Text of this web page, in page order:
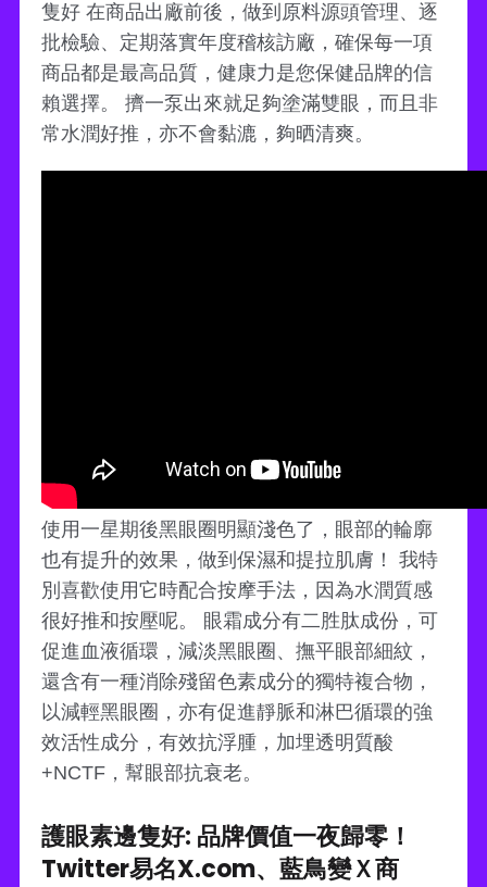
隻好 在商品出廠前後，做到原料源頭管理、逐
批檢驗、定期落實年度稽核訪廠，確保每一項
商品都是最高品質，健康力是您保健品牌的信
賴選擇。 擠一泵出來就足夠塗滿雙眼，而且非
常水潤好推，亦不會黏漉，夠晒清爽。
使用一星期後黑眼圈明顯淺色了，眼部的輪廓
也有提升的效果，做到保濕和提拉肌膚！ 我特
別喜歡使用它時配合按摩手法，因為水潤質感
很好推和按壓呢。 眼霜成分有二胜肽成份，可
促進血液循環，減淡黑眼圈、撫平眼部細紋，
還含有一種消除殘留色素成分的獨特複合物，
以減輕黑眼圈，亦有促進靜脈和淋巴循環的強
效活性成分，有效抗浮腫，加埋透明質酸
+NCTF，幫眼部抗衰老。
護眼素邊隻好: 品牌價值一夜歸零！
Twitter易名X.com、藍鳥變Ｘ商